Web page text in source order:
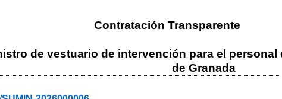
Contratación Transparente
de vestuario de intervención para el personal
de Granada